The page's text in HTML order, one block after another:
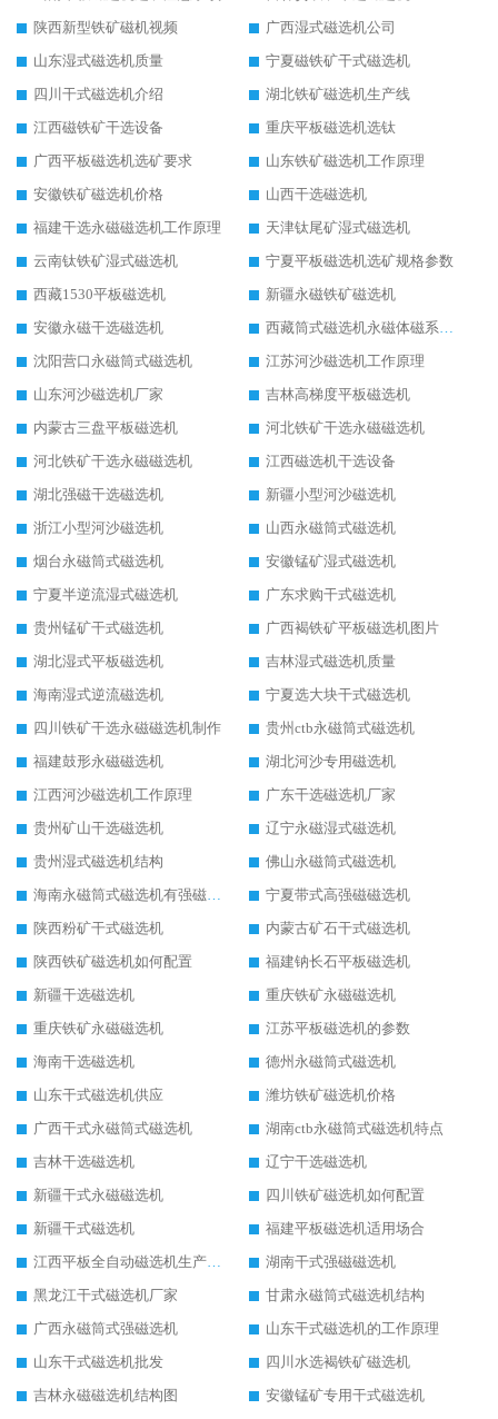
陕西新型铁矿磁机视频
广西湿式磁选机公司
山东湿式磁选机质量
宁夏磁铁矿干式磁选机
四川干式磁选机介绍
湖北铁矿磁选机生产线
江西磁铁矿干选设备
重庆平板磁选机选钛
广西平板磁选机选矿要求
山东铁矿磁选机工作原理
安徽铁矿磁选机价格
山西干选磁选机
福建干选永磁磁选机工作原理
天津钛尾矿湿式磁选机
云南钛铁矿湿式磁选机
宁夏平板磁选机选矿规格参数
西藏1530平板磁选机
新疆永磁铁矿磁选机
安徽永磁干选磁选机
西藏筒式磁选机永磁体磁系设计
沈阳营口永磁筒式磁选机
江苏河沙磁选机工作原理
山东河沙磁选机厂家
吉林高梯度平板磁选机
内蒙古三盘平板磁选机
河北铁矿干选永磁磁选机
河北铁矿干选永磁磁选机
江西磁选机干选设备
湖北强磁干选磁选机
新疆小型河沙磁选机
浙江小型河沙磁选机
山西永磁筒式磁选机
烟台永磁筒式磁选机
安徽锰矿湿式磁选机
宁夏半逆流湿式磁选机
广东求购干式磁选机
贵州锰矿干式磁选机
广西褐铁矿平板磁选机图片
湖北湿式平板磁选机
吉林湿式磁选机质量
海南湿式逆流磁选机
宁夏选大块干式磁选机
四川铁矿干选永磁磁选机制作
贵州ctb永磁筒式磁选机
福建鼓形永磁磁选机
湖北河沙专用磁选机
江西河沙磁选机工作原理
广东干选磁选机厂家
贵州矿山干选磁选机
辽宁永磁湿式磁选机
贵州湿式磁选机结构
佛山永磁筒式磁选机
海南永磁筒式磁选机有强磁的吗
宁夏带式高强磁磁选机
陕西粉矿干式磁选机
内蒙古矿石干式磁选机
陕西铁矿磁选机如何配置
福建钠长石平板磁选机
新疆干选磁选机
重庆铁矿永磁磁选机
重庆铁矿永磁磁选机
江苏平板磁选机的参数
海南干选磁选机
德州永磁筒式磁选机
山东干式磁选机供应
潍坊铁矿磁选机价格
广西干式永磁筒式磁选机
湖南ctb永磁筒式磁选机特点
吉林干选磁选机
辽宁干选磁选机
新疆干式永磁磁选机
四川铁矿磁选机如何配置
新疆干式磁选机
福建平板磁选机适用场合
江西平板全自动磁选机生产厂家
湖南干式强磁磁选机
黑龙江干式磁选机厂家
甘肃永磁筒式磁选机结构
广西永磁筒式强磁选机
山东干式磁选机的工作原理
山东干式磁选机批发
四川水选褐铁矿磁选机
吉林永磁磁选机结构图
安徽锰矿专用干式磁选机